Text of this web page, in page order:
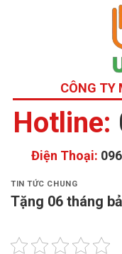
CÔNG TY
Hotline:
Điện Thoại:
TIN TỨC CHUNG
Tặng 06 tháng